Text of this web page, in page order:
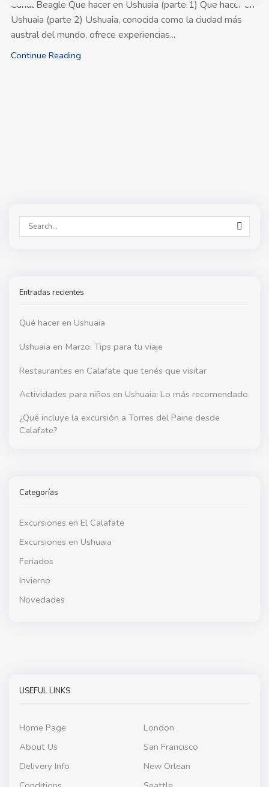
Canal Beagle Que hacer en Ushuaia (parte 1) Que hacer en
Ushuaia (parte 2) Ushuaia, conocida como la ciudad más
austral del mundo, ofrece experiencias...
Continue Reading
Entradas recientes
Qué hacer en Ushuaia
Ushuaia en Marzo: Tips para tu viaje
Restaurantes en Calafate que tenés que visitar
Actividades para niños en Ushuaia: Lo más recomendado
¿Qué incluye la excursión a Torres del Paine desde
Calafate?
Categorías
Excursiones en El Calafate
Excursiones en Ushuaia
Feriados
Invierno
Novedades
USEFUL LINKS
Home Page
About Us
Delivery Info
London
San Francisco
New Orlean